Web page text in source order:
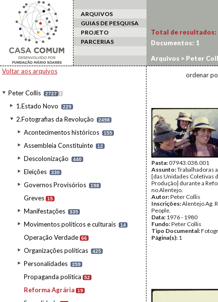
ARQUIVOS
GUIAS DE PESQUISA
PROJETO
PARCERIAS
Voltar aos arquivos
Peter Collis 2727 I
1.Estado Novo 229
2.Fotografias da Revolução 2498
Acontecimentos históricos 155
Assembleia Constituinte 12
Descolonização 440
Eleições 330
Governos Provisórios 198
Greves 15
Manifestações 335
Movimentos políticos e culturais 14
Operação Verdade 66
Organizações políticas 425
Personalidades 259
Propaganda política 52
Reforma Agrária 19
Total de resultados:
Documentos: 1
Arquivos > Peter
ordenar
Pasta:07943.038.001
Assunto:Trabalhadoras
[das Unidades Coletivas
Produção] durante a
no Alentejo.
Autor:Peter Collis
Inscrições:Alentejo Ag.
People.
Data: 1976 - 1980
Fundo:Peter Collis
Tipo Documental:
Página(s): 1